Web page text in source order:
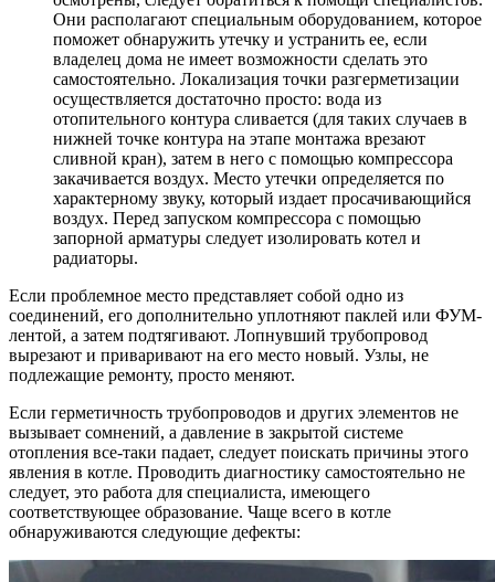
Они располагают специальным оборудованием, которое
поможет обнаружить утечку и устранить ее, если
владелец дома не имеет возможности сделать это
самостоятельно. Локализация точки разгерметизации
осуществляется достаточно просто: вода из
отопительного контура сливается (для таких случаев в
нижней точке контура на этапе монтажа врезают
сливной кран), затем в него с помощью компрессора
закачивается воздух. Место утечки определяется по
характерному звуку, который издает просачивающийся
воздух. Перед запуском компрессора с помощью
запорной арматуры следует изолировать котел и
радиаторы.
Если проблемное место представляет собой одно из
соединений, его дополнительно уплотняют паклей или ФУМ-
лентой, а затем подтягивают. Лопнувший трубопровод
вырезают и приваривают на его место новый. Узлы, не
подлежащие ремонту, просто меняют.
Если герметичность трубопроводов и других элементов не
вызывает сомнений, а давление в закрытой системе
отопления все-таки падает, следует поискать причины этого
явления в котле. Проводить диагностику самостоятельно не
следует, это работа для специалиста, имеющего
соответствующее образование. Чаще всего в котле
обнаруживаются следующие дефекты: